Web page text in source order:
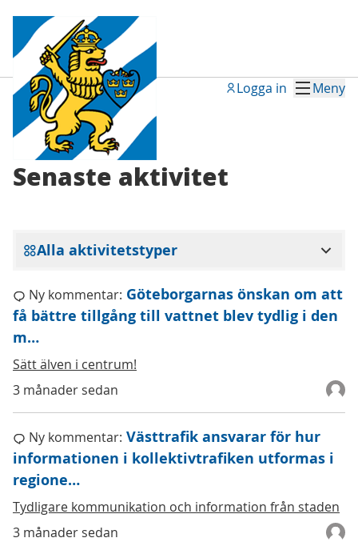
Meny
Logga in
Senaste aktiviteten
Senaste aktivitet
Alla aktivitetstyper
3 månader sedan
Ny kommentar: Göteborgarnas önskan om att
få bättre tillgång till vattnet blev tydlig i den
m…
Sätt älven i centrum!
3 månader sedan
Ny kommentar: Västtrafik ansvarar för hur
informationen i kollektivtrafiken utformas i
regione…
Tydligare kommunikation och information från staden